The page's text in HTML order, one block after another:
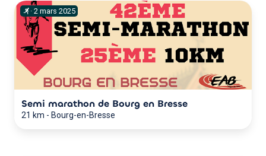
· 2 mars 2025
Semi marathon de Bourg en Bresse
21 km - Bourg-en-Bresse